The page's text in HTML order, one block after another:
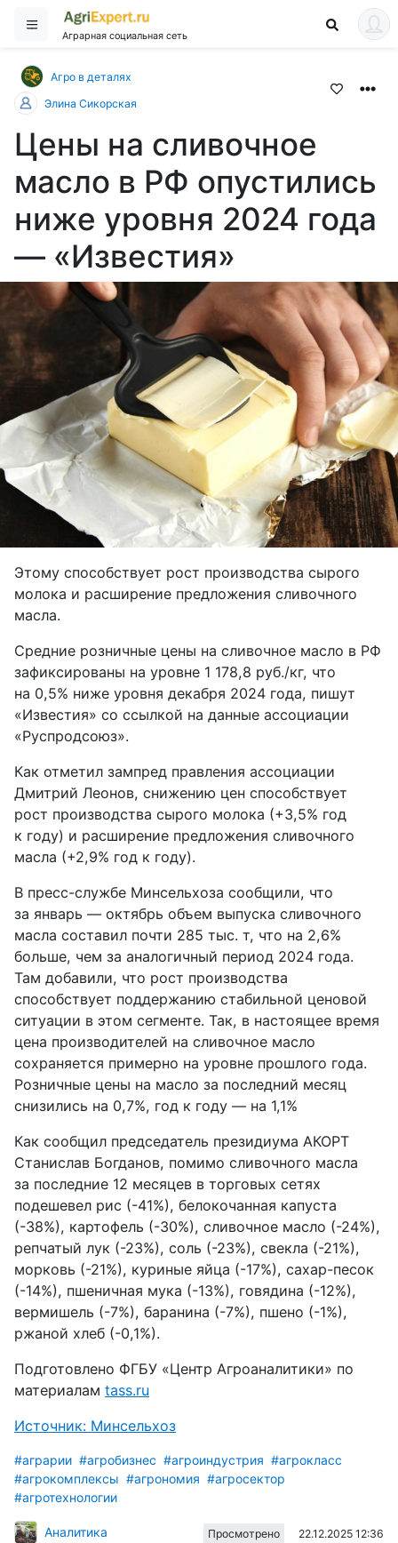
Аграрная социальная сеть
Агро в деталях
Элина Сикорская
Цены на сливочное
масло в РФ опустились
ниже уровня 2024 года
— «Известия»
Этому способствует рост производства сырого
молока и расширение предложения сливочного
масла.
Средние розничные цены на сливочное масло в РФ
зафиксированы на уровне 1 178,8 руб./кг, что
на 0,5% ниже уровня декабря 2024 года, пишут
«Известия» со ссылкой на данные ассоциации
«Руспродсоюз».
Как отметил зампред правления ассоциации
Дмитрий Леонов, снижению цен способствует
рост производства сырого молока (+3,5% год
к году) и расширение предложения сливочного
масла (+2,9% год к году).
В пресс-службе Минсельхоза сообщили, что
за январь — октябрь объем выпуска сливочного
масла составил почти 285 тыс. т, что на 2,6%
больше, чем за аналогичный период 2024 года.
Там добавили, что рост производства
способствует поддержанию стабильной ценовой
ситуации в этом сегменте. Так, в настоящее время
цена производителей на сливочное масло
сохраняется примерно на уровне прошлого года.
Розничные цены на масло за последний месяц
снизились на 0,7%, год к году — на 1,1%
Как сообщил председатель президиума АКОРТ
Станислав Богданов, помимо сливочного масла
за последние 12 месяцев в торговых сетях
подешевел рис (-41%), белокочанная капуста
(-38%), картофель (-30%), сливочное масло (-24%),
репчатый лук (-23%), соль (-23%), свекла (-21%),
морковь (-21%), куриные яйца (-17%), сахар-песок
(-14%), пшеничная мука (-13%), говядина (-12%),
вермишель (-7%), баранина (-7%), пшено (-1%),
ржаной хлеб (-0,1%).
Подготовлено ФГБУ «Центр Агроаналитики» по
материалам tass.ru
Источник: Минсельхоз
#аграрии #агробизнес #агроиндустрия #агрокласс
#агрокомплексы #агрономия #агросектор
#агротехнологии
Аналитика Просмотрено 22.12.2025 12:36